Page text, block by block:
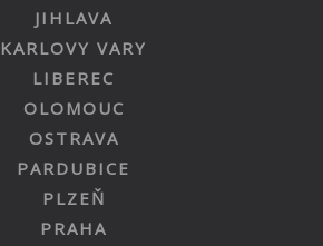
JIHLAVA
KARLOVY VARY
LIBEREC
OLOMOUC
OSTRAVA
PARDUBICE
PLZEŇ
PRAHA